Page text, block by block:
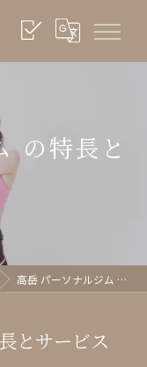
の特長と
高岳 パーソナルジム の特長とサービス
とサービス